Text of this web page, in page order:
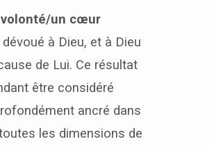
volonté/un cœur
à Dieu, et à Dieu
de Lui. Ce résultat
être considéré
ancré dans
les dimensions de